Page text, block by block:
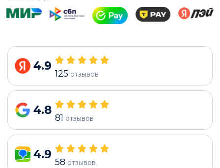
4.9
125 отзывов
4.8
81 отзывов
4.9
58 отзывов